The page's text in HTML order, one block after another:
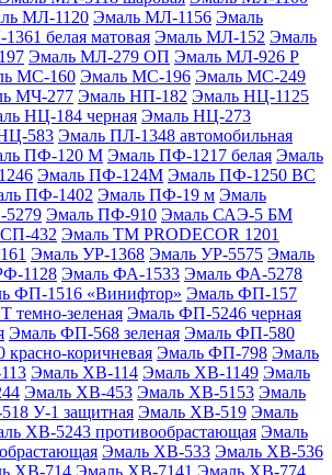
МЛ-1120 Эмаль МЛ-1156 Эмаль
белая матовая Эмаль МЛ-152 Эмаль
Эмаль МЛ-279 ОП Эмаль МЛ-926 Р
МС-160 Эмаль МС-196 Эмаль МС-249
МЧ-277 Эмаль НП-182 Эмаль НЦ-1125
НЦ-184 черная Эмаль НЦ-273
583 Эмаль ПЛ-1348 автомобильная
ПФ-120 М Эмаль ПФ-1217 белая Эмаль
Эмаль ПФ-124М Эмаль ПФ-1250 ВС
ПФ-1402 Эмаль ПФ-19 м Эмаль
Эмаль ПФ-910 Эмаль САЭ-5 БМ
432 Эмаль ТМ PRODECOR 1201
Эмаль УР-1368 Эмаль УР-5575 Эмаль
1128 Эмаль ФА-1533 Эмаль ФА-5278
ФП-1516 «Винифтор» Эмаль ФП-157
зеленая Эмаль ФП-5246 черная
Эмаль ФП-568 зеленая Эмаль ФП-580
коричневая Эмаль ФП-798 Эмаль
Эмаль ХВ-114 Эмаль ХВ-1149 Эмаль
Эмаль ХВ-453 Эмаль ХВ-5153 Эмаль
У-1 защитная Эмаль ХВ-519 Эмаль
ХВ-5243 противообрастающая Эмаль
Эмаль ХВ-533 Эмаль ХВ-536
ХВ-714 Эмаль ХВ-7141 Эмаль ХВ-774